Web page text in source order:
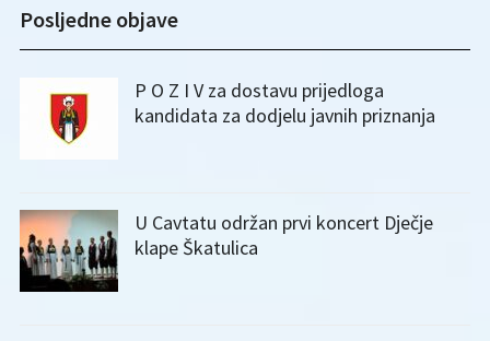
Posljedne objave
P O Z I V za dostavu prijedloga
kandidata za dodjelu javnih priznanja
U Cavtatu održan prvi koncert Dječje
klape Škatulica